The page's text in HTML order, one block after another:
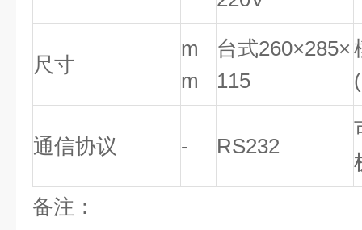
尺寸
m
m
台式260×285×
115
通信协议 - RS232
备注：